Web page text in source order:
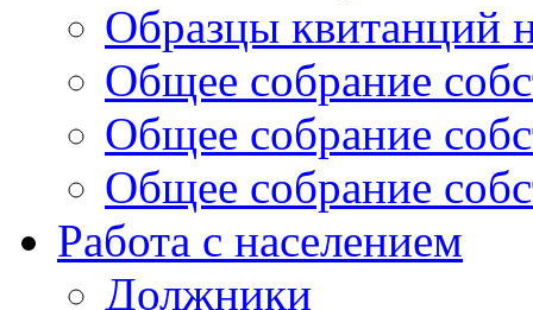
Образцы квитанций
Общее собрание
Общее собрание
Общее собрание
Работа с населением
Должники